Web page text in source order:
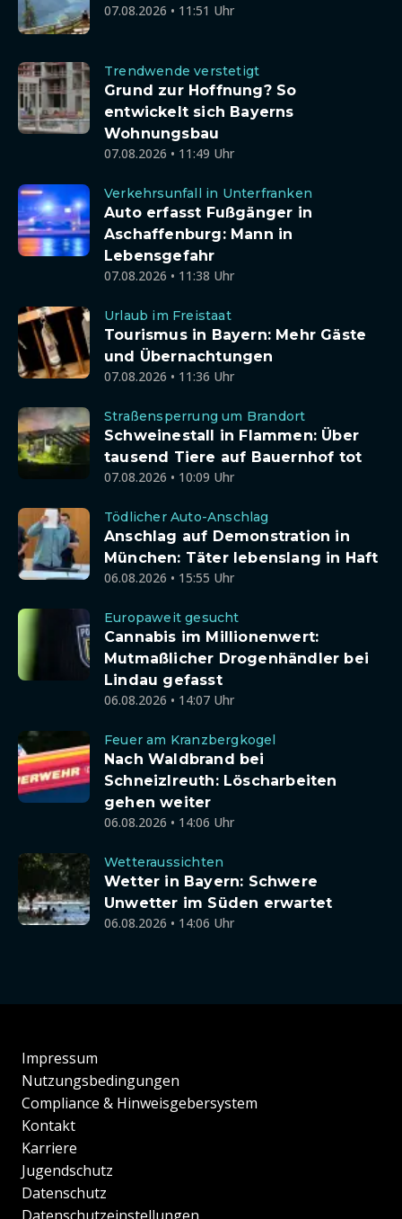
07.08.2026 • 11:51 Uhr
Trendwende verstetigt
Grund zur Hoffnung? So
entwickelt sich Bayerns
Wohnungsbau
07.08.2026 • 11:49 Uhr
Verkehrsunfall in Unterfranken
Auto erfasst Fußgänger in
Aschaffenburg: Mann in
Lebensgefahr
07.08.2026 • 11:38 Uhr
Urlaub im Freistaat
Tourismus in Bayern: Mehr Gäste
und Übernachtungen
07.08.2026 • 11:36 Uhr
Straßensperrung um Brandort
Schweinestall in Flammen: Über
tausend Tiere auf Bauernhof tot
07.08.2026 • 10:09 Uhr
Tödlicher Auto-Anschlag
Anschlag auf Demonstration in
München: Täter lebenslang in Haft
06.08.2026 • 15:55 Uhr
Europaweit gesucht
Cannabis im Millionenwert:
Mutmaßlicher Drogenhändler bei
Lindau gefasst
06.08.2026 • 14:07 Uhr
Feuer am Kranzbergkogel
Nach Waldbrand bei
Schneizlreuth: Löscharbeiten
gehen weiter
06.08.2026 • 14:06 Uhr
Wetteraussichten
Wetter in Bayern: Schwere
Unwetter im Süden erwartet
06.08.2026 • 14:06 Uhr
Impressum
Nutzungsbedingungen
Compliance & Hinweisgebersystem
Kontakt
Karriere
Jugendschutz
Datenschutz